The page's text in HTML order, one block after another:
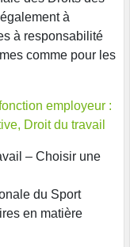
à
à responsabilité
comme pour les
employeur :
Droit du travail
– Choisir une
du Sport
en matière